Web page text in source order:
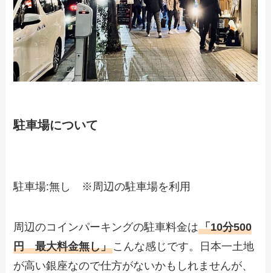
駐車場について
駐車場:無し ※周辺の駐車場を利用
周辺のコインパーキングの駐車料金は「10分500
円 最大料金無し」こんな感じです。日本一土地
が高い銀座なので仕方がないかもしれませんが、